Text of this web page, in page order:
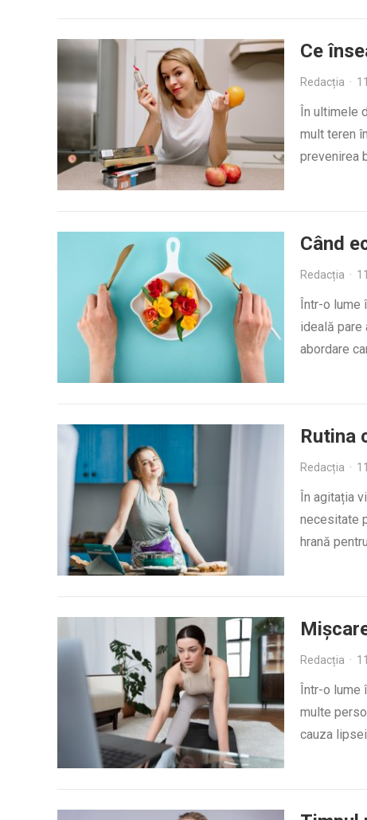
Ce
Redacția ·
În ultimele
mult teren
prevenirea
Când
Redacția ·
Într-o lume
ideală pare
abordare
Rutina
Redacția ·
În agitația
necesitate
hrană
Redacția ·
Într-o lume
multe
cauza